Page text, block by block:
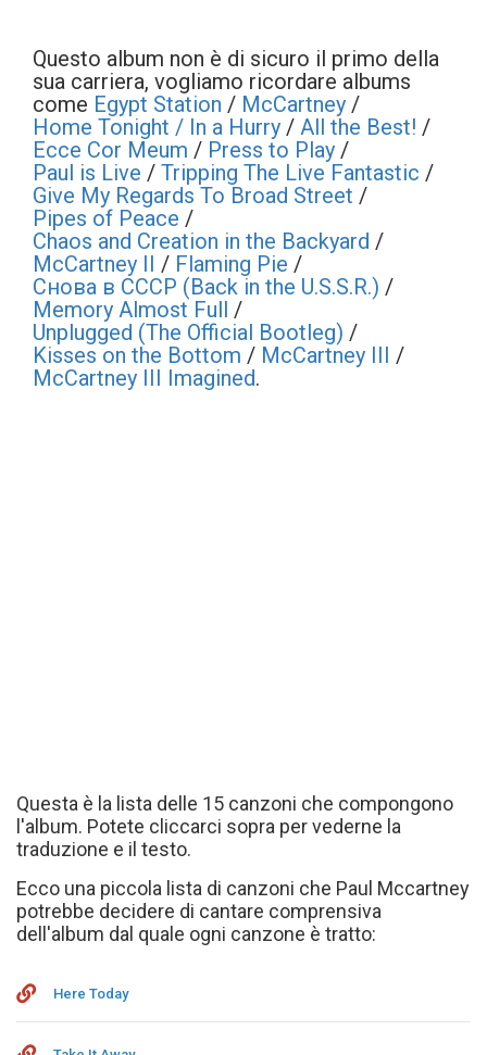
Questo album non è di sicuro il primo della
sua carriera, vogliamo ricordare albums
come Egypt Station / McCartney /
Home Tonight / In a Hurry / All the Best! /
Ecce Cor Meum / Press to Play /
Paul is Live / Tripping The Live Fantastic /
Give My Regards To Broad Street /
Pipes of Peace /
Chaos and Creation in the Backyard /
McCartney II / Flaming Pie /
Снова в СССР (Back in the U.S.S.R.) /
Memory Almost Full /
Unplugged (The Official Bootleg) /
Kisses on the Bottom / McCartney III /
McCartney III Imagined.
Questa è la lista delle 15 canzoni che compongono
l'album. Potete cliccarci sopra per vederne la
traduzione e il testo.
Ecco una piccola lista di canzoni che Paul Mccartney
potrebbe decidere di cantare comprensiva
dell'album dal quale ogni canzone è tratto:
Here Today